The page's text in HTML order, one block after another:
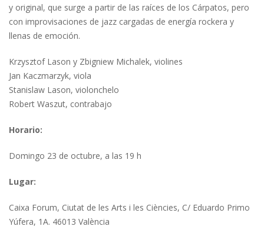
y original, que surge a partir de las raíces de los Cárpatos, pero
con improvisaciones de jazz cargadas de energía rockera y
llenas de emoción.
Krzysztof Lason y Zbigniew Michalek, violines
Jan Kaczmarzyk, viola
Stanislaw Lason, violonchelo
Robert Waszut, contrabajo
Horario:
Domingo 23 de octubre, a las 19 h
Lugar:
Caixa Forum, Ciutat de les Arts i les Ciències, C/ Eduardo Primo
Yúfera, 1A. 46013 València